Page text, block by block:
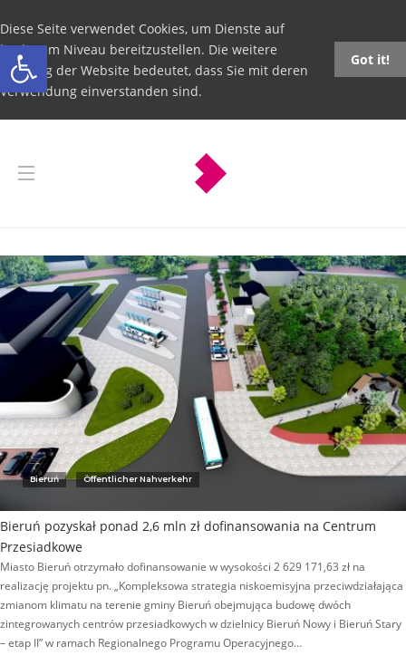
Open toolbar
Diese Seite verwendet Cookies, um Dienste auf
höchstem Niveau bereitzustellen. Die weitere
Nutzung der Website bedeutet, dass Sie mit deren
Verwendung einverstanden sind.
Got it!
Bieruń Öffentlicher Nahverkehr
Bieruń pozyskał ponad 2,6 mln zł dofinansowania na Centrum
Przesiadkowe
Miasto Bieruń otrzymało dofinansowanie w wysokości 2 629 171,63 zł na
realizację projektu pn. „Kompleksowa strategia niskoemisyjna przeciwdziałająca
zmianom klimatu na terenie gminy Bieruń obejmująca budowę dwóch
zintegrowanych centrów przesiadkowych w dzielnicy Bieruń Nowy i Bieruń Stary
– etap II” w ramach Regionalnego Programu Operacyjnego…